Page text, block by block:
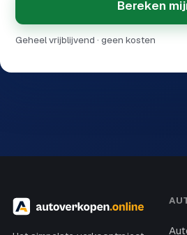
Bereken
Geheel vrijblijvend · geen kosten